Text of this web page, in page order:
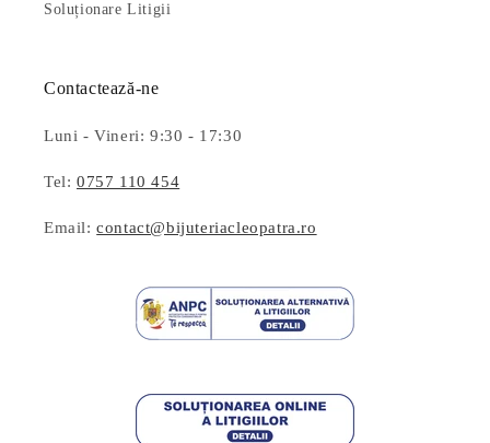
Soluționare Litigii
Contactează-ne
Luni - Vineri: 9:30 - 17:30
Tel:0757 110 454
Email:contact@bijuteriacleopatra.ro